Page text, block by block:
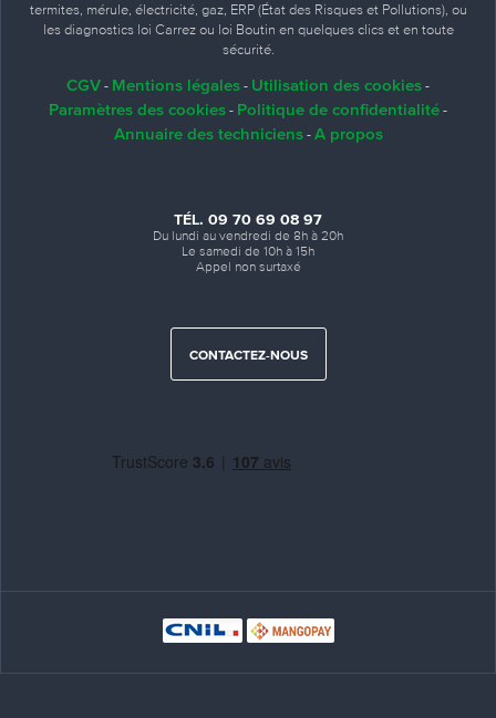
termites, mérule, électricité, gaz, ERP (État des Risques et Pollutions), ou
les diagnostics loi Carrez ou loi Boutin en quelques clics et en toute
sécurité.
CGV - Mentions légales - Utilisation des cookies -
Paramètres des cookies - Politique de confidentialité -
Annuaire des techniciens- A propos
TÉL. 09 70 69 08 97
Du lundi au vendredi de 8h à 20h
Le samedi de 10h à 15h
Appel non surtaxé
CONTACTEZ-NOUS